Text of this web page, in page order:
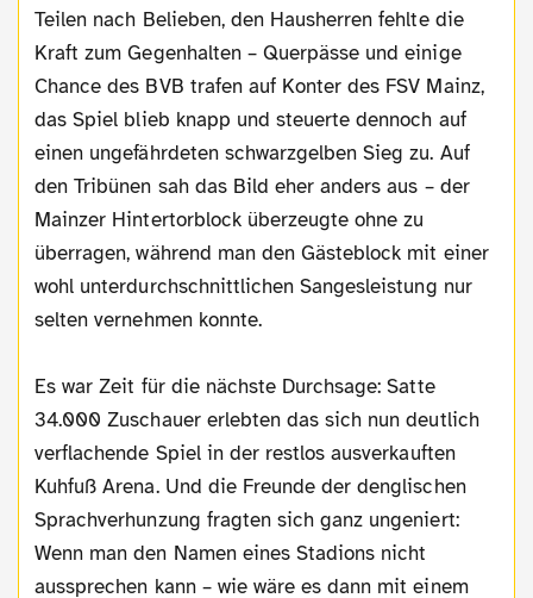
Teilen nach Belieben, den Hausherren fehlte die
Kraft zum Gegenhalten – Querpässe und einige
Chance des BVB trafen auf Konter des FSV Mainz,
das Spiel blieb knapp und steuerte dennoch auf
einen ungefährdeten schwarzgelben Sieg zu. Auf
den Tribünen sah das Bild eher anders aus – der
Mainzer Hintertorblock überzeugte ohne zu
überragen, während man den Gästeblock mit einer
wohl unterdurchschnittlichen Sangesleistung nur
selten vernehmen konnte.
Es war Zeit für die nächste Durchsage: Satte
34.000 Zuschauer erlebten das sich nun deutlich
verflachende Spiel in der restlos ausverkauften
Kuhfuß Arena. Und die Freunde der denglischen
Sprachverhunzung fragten sich ganz ungeniert:
Wenn man den Namen eines Stadions nicht
aussprechen kann – wie wäre es dann mit einem